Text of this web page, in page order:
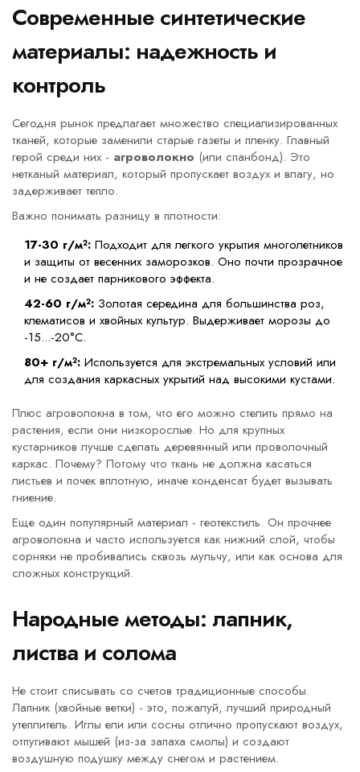
Современные синтетические
материалы: надежность и
контроль
Сегодня рынок предлагает множество специализированных
тканей, которые заменили старые газеты и пленку. Главный
герой среди них - агроволокно (или спанбонд). Это
нетканый материал, который пропускает воздух и влагу, но
задерживает тепло.
Важно понимать разницу в плотности:
17-30 г/м²: Подходит для легкого укрытия многолетников
и защиты от весенних заморозков. Оно почти прозрачное
и не создает парникового эффекта.
42-60 г/м²: Золотая середина для большинства роз,
клематисов и хвойных культур. Выдерживает морозы до
-15...-20°C.
80+ г/м²: Используется для экстремальных условий или
для создания каркасных укрытий над высокими кустами.
Плюс агроволокна в том, что его можно стелить прямо на
растения, если они низкорослые. Но для крупных
кустарников лучше сделать деревянный или проволочный
каркас. Почему? Потому что ткань не должна касаться
листьев и почек вплотную, иначе конденсат будет вызывать
гниение.
Еще один популярный материал - геотекстиль. Он прочнее
агроволокна и часто используется как нижний слой, чтобы
сорняки не пробивались сквозь мульчу, или как основа для
сложных конструкций.
Народные методы: лапник,
листва и солома
Не стоит списывать со счетов традиционные способы.
Лапник (хвойные ветки) - это, пожалуй, лучший природный
утеплитель. Иглы ели или сосны отлично пропускают воздух,
отпугивают мышей (из-за запаха смолы) и создают
воздушную подушку между снегом и растением.